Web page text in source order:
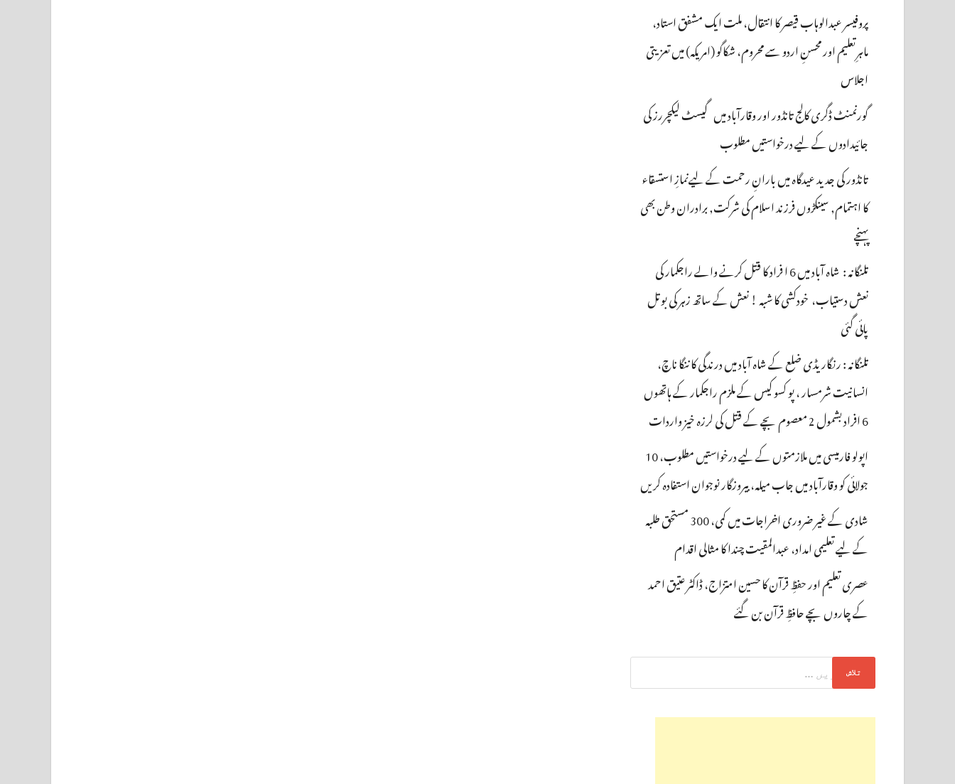
پروفیسر عبدالوہاب قیصر کا انتقال، ملت ایک مشفق استاد،
ماہرِتعلیم اور محسنِ اردو سے محروم، شکاگو (امریکہ) میں تعزیتی
اجلاس
گورنمنٹ ڈگری کالج تانڈور اور وقارآباد میں گیسٹ لیکچررز کی
جائیدادوں کے لیے درخواستیں مطلوب
تانڈور کی جدید عیدگاہ میں بارانِ رحمت کے لیےنمازِ استسقاء
کا اہتمام, سینکڑوں فرزند اسلام کی شرکت, برادران وطن بھی
پہنچے
تلنگانہ : شاہ آباد میں 6 ا فراد کا قتل کرنے والے راجکمار کی
نعش دستیاب، خودکشی کا شبہ ! نعش کے ساتھ زہر کی بوتل
پائی گئی
تلنگانہ : رنگاریڈی ضلع کے شاہ آباد میں درندگی کا ننگا ناچ،
انسانیت شرمسار ، پو کسو کیس کے ملزم راجکمار کے ہاتھوں
6 افراد بشمول 2 معصوم بچے کے قتل کی لرزہ خیز واردات
اپولو فارمیسی میں ملازمتوں کے لیے درخواستیں مطلوب، 10
جولائی کو وقارآباد میں جاب میلہ، بیروزگار نوجوان استفادہ کریں
شادی کے غیر ضروری اخراجات میں کمی، 300 مستحق طلبہ
کے لیے تعلیمی امداد، عبدالمقیت چندا کا مثالی اقدام
عصری تعلیم اور حفظِ قرآن کا حسین امتزاج، ڈاکٹر عتیق احمد
کے چاروں بچے حافظِ قرآن بن گئے